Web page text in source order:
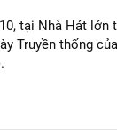
tại Nhà Hát lớn
Truyền thống